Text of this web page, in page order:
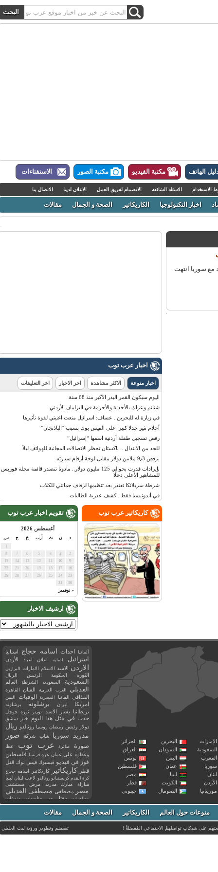
الهاتف مكتبة الفيديو مكتبة الصور الاستفتاءات
الاسئلة الشائعة الانضمام لفريق العمل الاعلان لدينا الاتصال بنا
اخبار التكنولوجيا الكاريكاتير الصحة و الجمال مقالات
سوريا انتهت
اخبار عرب توب
اخبار منوعة الاكثر مشاهدة اخر الاخبار اخر التعليقات
اليوم سيكون القمر البدر الأكبر منذ 68 سنة
شتائم وعراك بالأحذية والأحزمة في البرلمان الأردني
في زيارة له للبحرين.. عساف: اسرائيل منعت اغنيتي لقوة تأثيرها
أحلام تثير جدلا كبيرا على الفيس بوك بسبب “الباذنجان”
رفض تسجيل طفلة أردنية اسمها “إسرائيل”
للحد من الابتذال .. باكستان تحظر الاتصالات المجانية للهواتف ليلاً
يرفض 9٫3 ملايين دولار مقابل لوحة أرقام سيارته
بإيرادات قدرت بحوالي 125 مليون دولار.. مادونا تتصدر قائمة مجلة فوربس
للمشاهير الأعلى دخلًا
شرطة سريلانكا تعتذر بعد تنظيمها لزفاف جماعي للكلاب
في أندونيسيا فقط.. كشف عذرية الطالبات
تقويم اخبار عرب توب
أغسطس 2026
أرب س
« نوفمبر
ارشيف الاخبار
كاريكاتير عرب توب
البحرين
الجزائر
السودان
العراق
اليمن
تونس
عمان
فلسطين
ليبيا
مصر
الكويت
قطر
الصومال جيبوتي
ألمانيا احداث اسامه حجاج اسبانيا
اسرائيل اصابة اعلان اعياد الأردن
الاردن الاسد الاسلام الامارات البرازيل
الثورة الحكومة الرئيس الريال
السعودية السعوديه الشرطة العالم
العديلي العرب العربية الفنان القاهرة
القذافي المانيا المصرية الوفيات اليمن
امريكا ايران برشلونة برشلونه
بريطانيا بشار الاسد تويتر ثورة جوجل
حدث في مثل هذا اليوم خبر دمشق
دولار رئيس رمضان روسيا رونالدو ريال
مدريد
سوريا شاب شركة صور
صورة طائرة عرب توب
عطا
وعطوة على عمان غزة فرنسا فلسطين
فوز في فيديو فيسبوك فيس بوك قتل
قطر كاريكاتير كاريكاتير اسامه حجاج
كرة القدم كريستيانو رونالدو لاعب لبنان ليبيا
مباراة مبارك مدريد مرض مستشفى
مصر مصطفى مصطفى العديلي
مظاهرات مقتل من مناسبات
منوعات
مواليد
موت ميسي ميلان نادي نشر
وفاة وفيات يوتيوب منوعات حول العالم الكاريكاتير الصحة و الجمال مقالات
على شبكاتِ تواصلهمْ الاجتماعي المُفضلةْ ! تصميم وتطوير ورؤيةليث الخليلي